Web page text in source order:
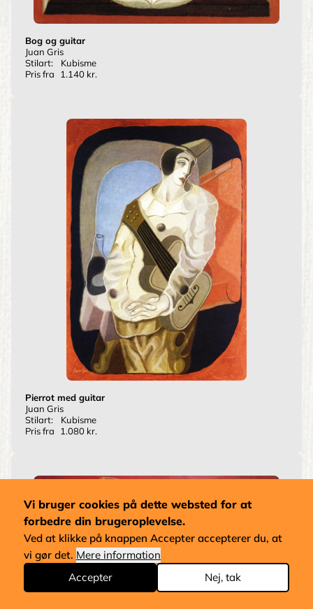
Bog og guitar
Juan Gris
Stilart:
Kubisme
Pris fra
1.140 kr.
Pierrot med guitar
Juan Gris
Stilart:
Kubisme
Pris fra
1.080 kr.
Vi bruger cookies på dette websted for at
forbedre din brugeroplevelse.
Ved at klikke på knappen Accepter accepterer du, at
vi gør det. Mere information
Accepter
Nej, tak